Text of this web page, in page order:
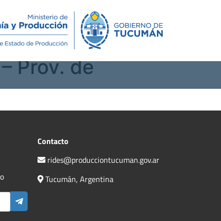
Novedades Contacto
Prov. de
Contacto
rides@producciontucuman.gov.ar
Tucumán, Argentina